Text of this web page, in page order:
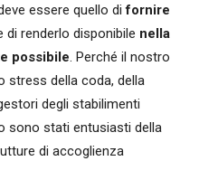
essere quello difornire
di renderlo disponibile nella
possibile. Perché il nostro
stress della coda, della
degli stabilimenti
sono stati entusiasti della
di accoglienza